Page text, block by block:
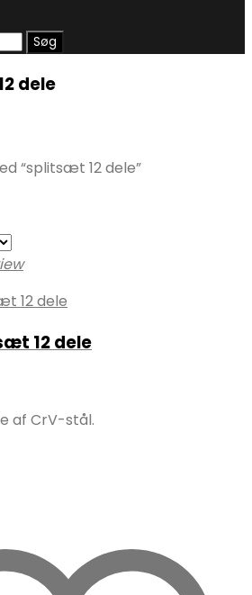
Søg
dele
“splitsæt 12 dele”
12 dele
af CrV-stål.